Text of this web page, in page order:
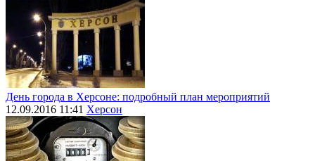
День города в Херсоне: подробный план мероприятий
12.09.2016 11:41 Херсон